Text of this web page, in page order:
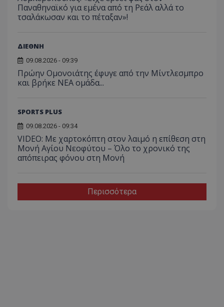
Παναθηναϊκό για εμένα από τη Ρεάλ αλλά το
τσαλάκωσαν και το πέταξαν»!
ΔΙΕΘΝΗ
09.08.2026 - 09:39
Πρώην Ομονοιάτης έφυγε από την Μίντλεσμπρο
και βρήκε ΝΕΑ ομάδα...
SPORTS PLUS
09.08.2026 - 09:34
VIDEO: Με χαρτοκόπτη στον λαιμό η επίθεση στη
Μονή Αγίου Νεοφύτου – Όλο το χρονικό της
απόπειρας φόνου στη Μονή
Περισσότερα